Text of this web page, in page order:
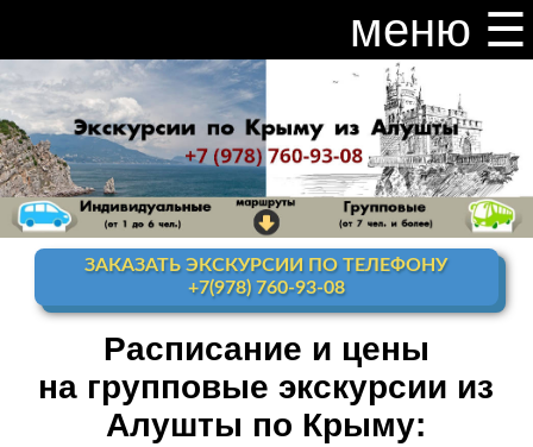
меню ☰
закрыть меню ×
Расписание и цены на экскурсии 2026
Индивидуальные экскурсии по Крыму
Видео канал Youtube
Ай-Петри
Алупка + Ай-Петри
ЗАКАЗАТЬ ЭКСКУРСИИ ПО ТЕЛЕФОНУ
+7(978) 760-93-08
Расписание и цены
на групповые экскурсии из
Алушты по Крыму: